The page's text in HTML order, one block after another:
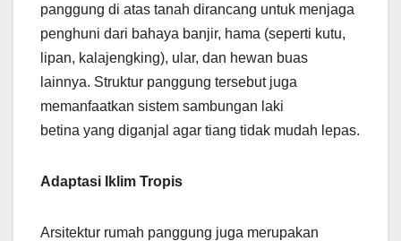
panggung di atas tanah dirancang untuk menjaga
penghuni dari bahaya banjir, hama (seperti kutu,
lipan, kalajengking), ular, dan hewan buas
lainnya. Struktur panggung tersebut juga
memanfaatkan sistem sambungan laki
betina yang diganjal agar tiang tidak mudah lepas.
Adaptasi Iklim Tropis
Arsitektur rumah panggung juga merupakan